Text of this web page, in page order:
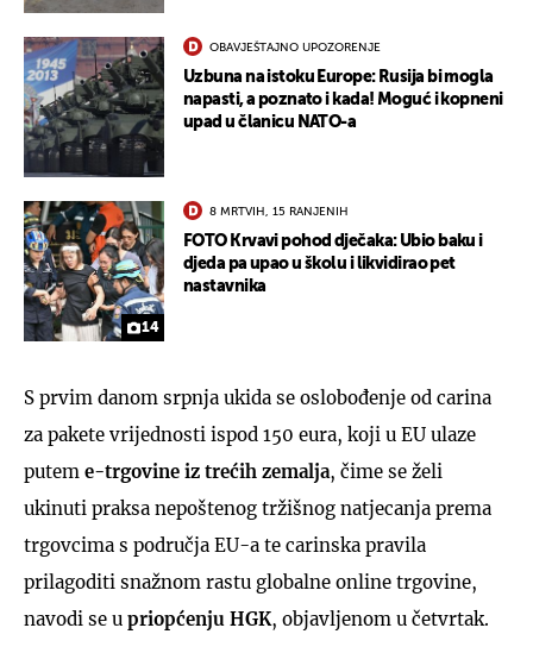
OBAVJEŠTAJNO UPOZORENJE
Uzbuna na istoku Europe: Rusija bi mogla
napasti, a poznato i kada! Moguć i kopneni
upad u članicu NATO-a
14
8 MRTVIH, 15 RANJENIH
FOTO Krvavi pohod dječaka: Ubio baku i
djeda pa upao u školu i likvidirao pet
nastavnika
S prvim danom srpnja ukida se oslobođenje od carina
za pakete vrijednosti ispod 150 eura, koji u EU ulaze
putem e-trgovine iz trećih zemalja, čime se želi
ukinuti praksa nepoštenog tržišnog natjecanja prema
trgovcima s područja EU-a te carinska pravila
prilagoditi snažnom rastu globalne online trgovine,
navodi se u priopćenju HGK, objavljenom u četvrtak.